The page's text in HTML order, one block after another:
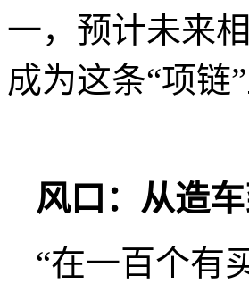
一，预计未来
成为这条“项链
风口：从造
“在一百个有